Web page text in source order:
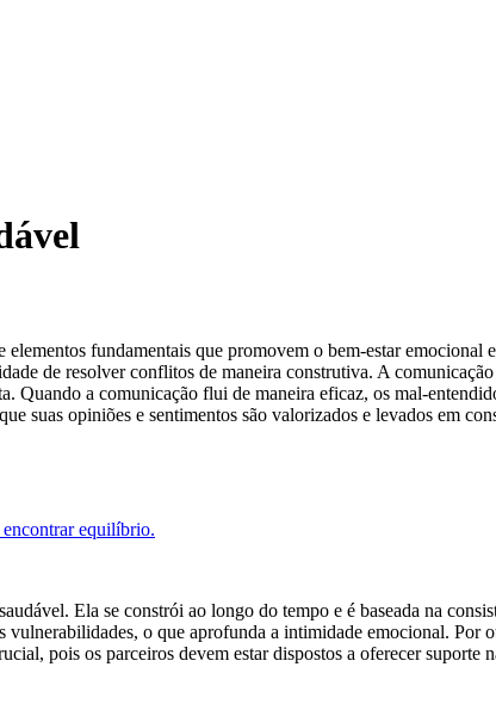
fundamentais que promovem o bem-estar
de resolver conflitos de maneira construtiva. A
Quando a comunicação flui de maneira eficaz, os mal-
suas opiniões e sentimentos são valorizados e levados em
equilíbrio.
Ela se constrói ao longo do tempo e é baseada na
vulnerabilidades, o que aprofunda a intimidade emocional.
pois os parceiros devem estar dispostos a oferecer